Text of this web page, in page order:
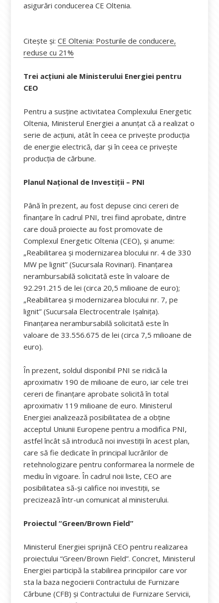
asigurări conducerea CE Oltenia.
Citește și:CE Oltenia: Posturile de conducere,
reduse cu 21%
Trei acțiuni ale Ministerului Energiei pentru
CEO
Pentru a susține activitatea Complexului Energetic
Oltenia, Ministerul Energiei a anunțat că a realizat o
serie de acțiuni, atât în ceea ce privește producția
de energie electrică, dar și în ceea ce privește
producția de cărbune.
Planul Național de Investiții – PNI
Până în prezent, au fost depuse cinci cereri de
finanțare în cadrul PNI, trei fiind aprobate, dintre
care două proiecte au fost promovate de
Complexul Energetic Oltenia (CEO), și anume:
„Reabilitarea şi modernizarea blocului nr. 4 de 330
MW pe lignit” (Sucursala Rovinari). Finanţarea
nerambursabilă solicitată este în valoare de
92.291.215 de lei (circa 20,5 milioane de euro);
„Reabilitarea şi modernizarea blocului nr. 7, pe
lignit” (Sucursala Electrocentrale Işalniţa).
Finanţarea nerambursabilă solicitată este în
valoare de 33.556.675 de lei (circa 7,5 milioane de
euro).
În prezent, soldul disponibil PNI se ridică la
aproximativ 190 de milioane de euro, iar cele trei
cereri de finanțare aprobate solicită în total
aproximativ 119 milioane de euro. Ministerul
Energiei analizează posibilitatea de a obține
acceptul Uniunii Europene pentru a modifica PNI,
astfel încât să introducă noi investiții în acest plan,
care să fie dedicate în principal lucrărilor de
retehnologizare pentru conformarea la normele de
mediu în vigoare. În cadrul noii liste, CEO are
posibilitatea să-și califice noi investiții, se
precizează într-un comunicat al ministerului.
Proiectul “Green/Brown Field”
Ministerul Energiei sprijină CEO pentru realizarea
proiectului “Green/Brown Field”. Concret, Ministerul
Energiei participă la stabilirea principiilor care vor
sta la baza negocierii Contractului de Furnizare
Cărbune (CFB) și Contractului de Furnizare Servicii,